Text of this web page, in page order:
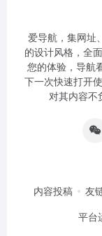
爱导航，集网址
的设计风格，全
您的体验，导航
下一次快速打开
对其内容不
内容投稿 友
平台